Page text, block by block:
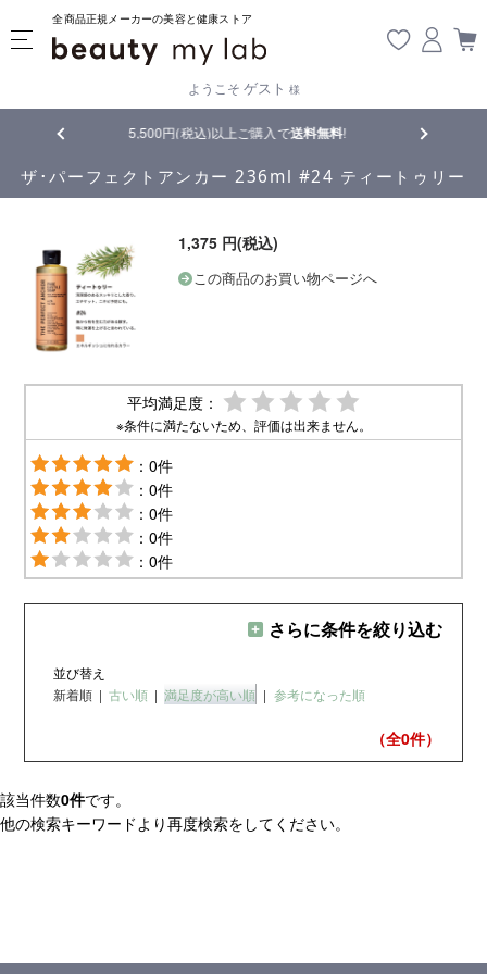
全商品正規メーカーの美容と健康ストア
ようこそ ゲスト 様
5,500円(税込)以上ご購入で送料無料! 【重要】熊本地震の影響により
ザ･パーフェクトアンカー 236ml #24 ティートゥリー
1,375 円(税込)
この商品のお買い物ページへ
平均満足度：
※条件に満たないため、評価は出来ません。
：0件
：0件
：0件
：0件
：0件
さらに条件を絞り込む
並び替え
新着順 | 古い順 | 満足度が高い順 | 参考になった順
（全0件）
該当件数0件です。
他の検索キーワードより再度検索をしてください。